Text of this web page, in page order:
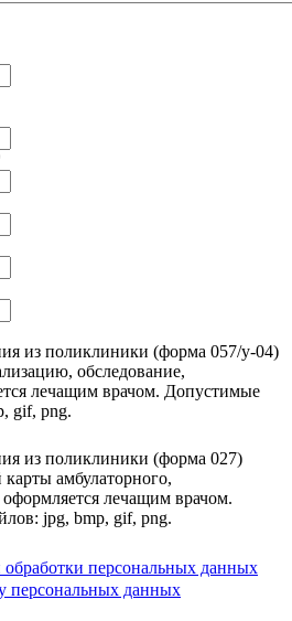
из поликлиники (форма 057/у-04)
обследование,
лечащим врачом. Допустимые
gif, png.
из поликлиники (форма 027)
амбулаторного,
лечащим врачом.
jpg, bmp, gif, png.
обработки персональных данных
персональных данных